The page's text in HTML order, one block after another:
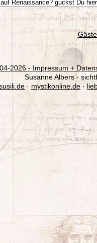
2026 - Impressum +
Susanne Albers -
· mystikonline.de ·